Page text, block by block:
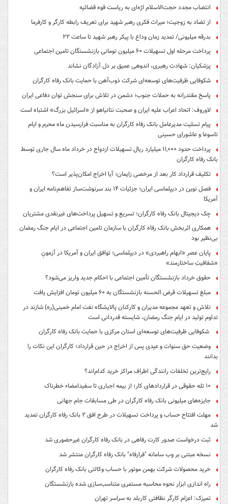
انتصاب مجدد حجت‌الاسلام اژه‌ای به ریاست قوه‌ قضائیه
از تضاد به زوجیت؛ میراث فکری رهبر شهید برای تعریف رابطه کارگر و کارفرما
بدرقه میلیونی/ تمدید زمان وداع با پیکر رهبر شهید تا ساعت ۲۲
پرداخت مرحله اول تسهیلات ۶۰ میلیون تومانی بازنشستگان تامین اجتماعی
پزشکیان: شهادت رهبری، اندوهی عمیق بر دل آزادگان نشاند
شکوفایی ظرفیت‌های توسعه‌ای شرکت ذوب‌آهن با حمایت‌ بانک رفاه کارگران
پاسخ مقتدرانه به حملات جنوب؛ دشمن در تلاش برای سنجش توان دفاعی ایران
لاوروف: اتحاد اعراب علیه ایران و صحبت نتانیاهو از «اسرائیل بزرگ» اشتباه است
پیام تسلیت مدیرعامل بانک رفاه کارگران به مناسبت فرارسیدن ماه محرم و ایام
تاسوعا و عاشورای حسینی
پرداخت حدود ۱۱,۰۰۰ میلیارد ریال تسهیلات ازدواج در خرداد ماه سال جاری توسط
بانک رفاه کارگران
تکلیف قرارداد کار بعد از مرخصی زایمان؛ آیا اخراج امکان‌پذیر است؟
فصل نوین در دیپلماسی ایران؛ جزئیات ۱۴ بند سرنوشت‌ساز تفاهم‌نامه ایران و
آمریکا
چک دیجیتال بانک رفاه کارگران؛ تسریع و تسهیل پرداخت‌های غیرنقدی مشتریان
همکاری اثربخش بانک رفاه کارگران با سازمان تامین اجتماعی در ایام جنگ رمضان
بی‌نظیر بود
پایان عصرِ «ابهام راهبردی» در دیپلماسی؛ توافق ایران و آمریکا در آزمونِ
«شفافیتِ ساختارمند»
حقوق خرداد بازنشستگان تأمین اجتماعی با احکام جدید واریز می‌شود؟
مبلغ تسهیلات قرض الحسنه بازنشستگان به ۶۰ میلیون تومان افزایش یافت
تلاش و تعهد مجموعه مدیران و کارکنان پالایشگاه نفت امام خمینی(ره) شازند در
تداوم تولید در ایام جنگ رمضان، شایسته قدردانی است
شکوفایی ظرفیت‌های توسعه‌ای استان مرکزی با حمایت بانک رفاه کارگران
وضعیت حق سنوات و عیدی پس از اخراج در حین قرارداد؛ کارگران این نکات را
بدانند
رایج‌ترین تخلفات رانندگی اطراف مراکز خرید کدام‌اند؟
۱۰ تله حقوقی در قراردادهای کار؛ از بیمه اجباری تا سفیدامضاء خطرناک
جایزه‌های میلیونی بانک رفاه کارگران در طی مسابقات جام جهانی
مهلت افتتاح حساب و پرداخت تسهیلات در طرح افق ۲ بانک رفاه کارگران تمدید
شد
ثبت درخواست صدور کارت رفاهی در بانک رفاه کارگران غیرحضوری شد
نسخه مبتنی بر وب سامانه "فرارفاه" بانک رفاه کارگران منتشر شد
خرید محصولات شرکت بهمن موتور با حساب وکالتی بانک رفاه کارگران
راه اندازی ابزار نحوه محاسبه مستمری متناسب‌سازی شده بازنشستگان
تمیزک: اعزام کارگر نظافتی کاربلد به سراسر تهران